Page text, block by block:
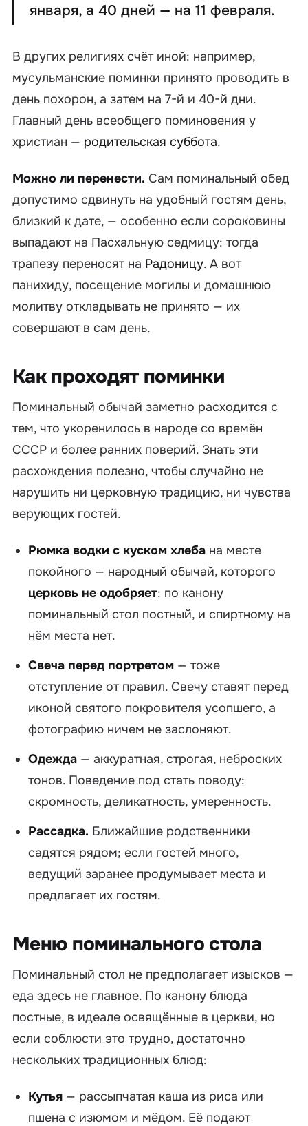
января, а 40 дней — на 11 февраля.
В других религиях счёт иной: например,
мусульманские поминки принято проводить в
день похорон, а затем на 7-й и 40-й дни.
Главный день всеобщего поминовения у
христиан — родительская суббота.
Можно ли перенести. Сам поминальный обед
допустимо сдвинуть на удобный гостям день,
близкий к дате, — особенно если сороковины
выпадают на Пасхальную седмицу: тогда
трапезу переносят на Радоницу. А вот
панихиду, посещение могилы и домашнюю
молитву откладывать не принято — их
совершают в сам день.
Как проходят поминки
Поминальный обычай заметно расходится с
тем, что укоренилось в народе со времён
СССР и более ранних поверий. Знать эти
расхождения полезно, чтобы случайно не
нарушить ни церковную традицию, ни чувства
верующих гостей.
Рюмка водки с куском хлеба на месте
покойного — народный обычай, которого
церковь не одобряет: по канону
поминальный стол постный, и спиртному на
нём места нет.
Свеча перед портретом — тоже
отступление от правил. Свечу ставят перед
иконой святого покровителя усопшего, а
фотографию ничем не заслоняют.
Одежда — аккуратная, строгая, неброских
тонов. Поведение под стать поводу:
скромность, деликатность, умеренность.
Рассадка. Ближайшие родственники
садятся рядом; если гостей много,
ведущий заранее продумывает места и
предлагает их гостям.
Меню поминального стола
Поминальный стол не предполагает изысков —
еда здесь не главное. По канону блюда
постные, в идеале освящённые в церкви, но
если соблюсти это трудно, достаточно
нескольких традиционных блюд:
Кутья — рассыпчатая каша из риса или
пшена с изюмом и мёдом. Её подают